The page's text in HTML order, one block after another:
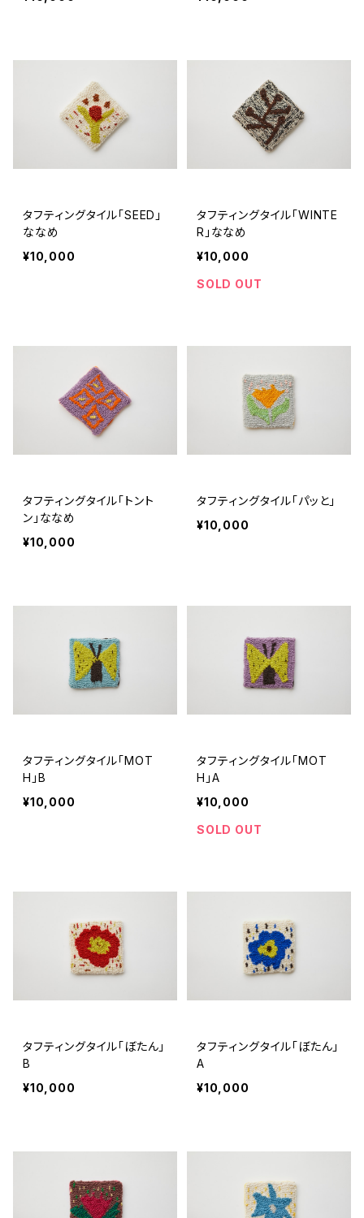
タフティングタイル「SEED」
ななめ
¥10,000
タフティングタイル「WINTE
R」ななめ
¥10,000
SOLD OUT
タフティングタイル「トント
ン」ななめ
¥10,000
タフティングタイル「パッと」
¥10,000
タフティングタイル「MOT
H」B
¥10,000
タフティングタイル「MOT
H」A
¥10,000
SOLD OUT
タフティングタイル「ぼたん」
B
¥10,000
タフティングタイル「ぼたん」
A
¥10,000